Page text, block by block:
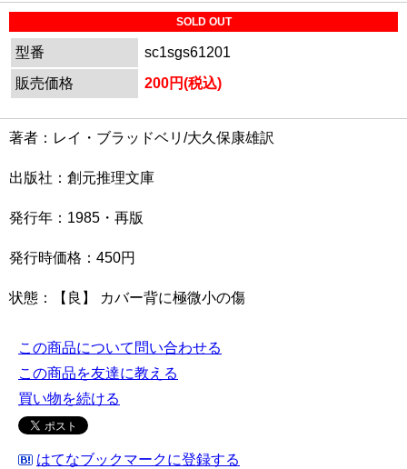
SOLD OUT
型番
sc1sgs61201
販売価格
200円(税込)
著者：レイ・ブラッドベリ/大久保康雄訳
出版社：創元推理文庫
発行年：1985・再版
発行時価格：450円
状態：【良】 カバー背に極微小の傷
この商品について問い合わせる
この商品を友達に教える
買い物を続ける
はてなブックマークに登録する